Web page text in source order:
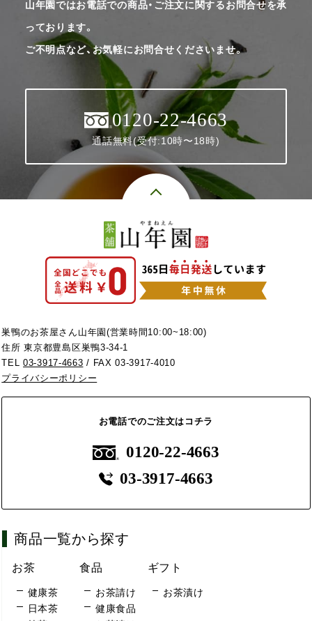
山年園ではお電話での商品・ご注文に関するお問合せを承
っております。
ご不明点など、お気軽にお問合せくださいませ。
0120-22-4663
通話無料(受付:10時〜18時)
巣鴨のお茶屋さん山年園(営業時間10:00~18:00)
住所 東京都豊島区巣鴨3-34-1
TEL03-3917-4663 / FAX 03-3917-4010
プライバシーポリシー
お電話でのご注文はコチラ
0120-22-4663
03-3917-4663
商品一覧から探す
お茶
健康茶
日本茶
食品
お茶請け
健康食品
ギフト
お茶漬け